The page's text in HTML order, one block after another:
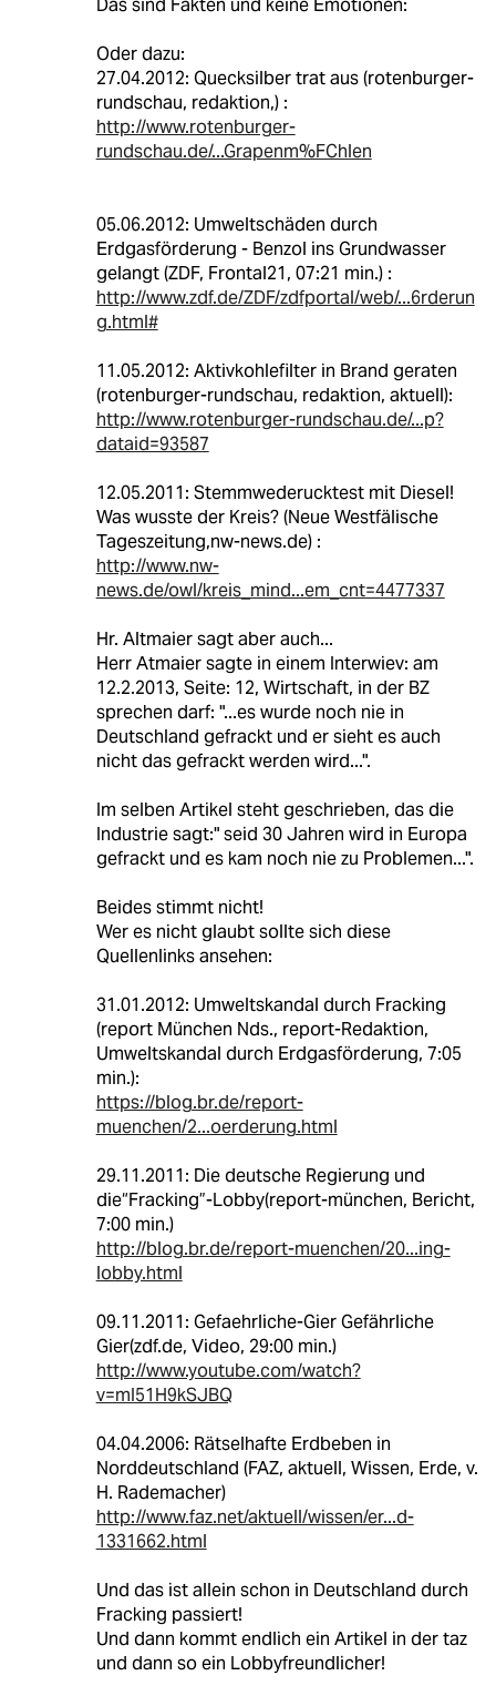
Oder dazu:
27.04.2012: Quecksilber trat aus (rotenburger-
rundschau, redaktion,) :
http://www.rotenburger-
rundschau.de/...Grapenm%FChlen
05.06.2012: Umweltschäden durch
Erdgasförderung - Benzol ins Grundwasser
gelangt (ZDF, Frontal21, 07:21 min.) :
http://www.zdf.de/ZDF/zdfportal/web/...6rderun
g.html#
11.05.2012: Aktivkohlefilter in Brand geraten
(rotenburger-rundschau, redaktion, aktuell):
http://www.rotenburger-rundschau.de/...p?
dataid=93587
12.05.2011: Stemmwederucktest mit Diesel!
Was wusste der Kreis? (Neue Westfälische
Tageszeitung,nw-news.de) :
http://www.nw-
news.de/owl/kreis_mind...em_cnt=4477337
Hr. Altmaier sagt aber auch...
Herr Atmaier sagte in einem Interwiev: am
12.2.2013, Seite: 12, Wirtschaft, in der BZ
sprechen darf: "...es wurde noch nie in
Deutschland gefrackt und er sieht es auch
nicht das gefrackt werden wird...".
Im selben Artikel steht geschrieben, das die
Industrie sagt:" seid 30 Jahren wird in Europa
gefrackt und es kam noch nie zu Problemen...".
Beides stimmt nicht!
Wer es nicht glaubt sollte sich diese
Quellenlinks ansehen:
31.01.2012: Umweltskandal durch Fracking
(report München Nds., report-Redaktion,
Umweltskandal durch Erdgasförderung, 7:05
min.):
https://blog.br.de/report-
muenchen/2...oerderung.html
29.11.2011: Die deutsche Regierung und
die“Fracking”-Lobby(report-münchen, Bericht,
7:00 min.)
http://blog.br.de/report-muenchen/20...ing-
lobby.html
09.11.2011: Gefaehrliche-Gier Gefährliche
Gier(zdf.de, Video, 29:00 min.)
http://www.youtube.com/watch?
v=mI51H9kSJBQ
04.04.2006: Rätselhafte Erdbeben in
Norddeutschland (FAZ, aktuell, Wissen, Erde, v.
H. Rademacher)
http://www.faz.net/aktuell/wissen/er...d-
1331662.html
Und das ist allein schon in Deutschland durch
Fracking passiert!
Und dann kommt endlich ein Artikel in der taz
und dann so ein Lobbyfreundlicher!